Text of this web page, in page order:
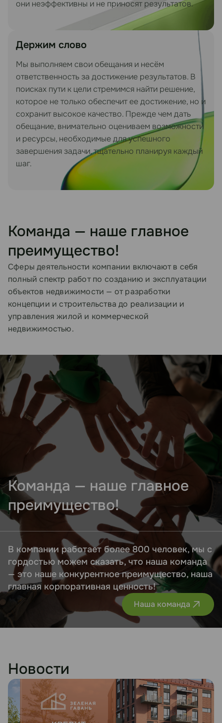
они неэффективны и не приносят результатов.
Держим слово
Мы выполняем свои обещания и несём
ответственность за достижение результатов. В
поисках пути к цели стремимся найти решение,
которое не только обеспечит ее достижение, но и
сохранит высокое качество. Прежде чем дать
обещание, внимательно оцениваем возможности
и ресурсы, необходимые для успешного
завершения задачи, тщательно планируя каждый
шаг.
Команда — наше главное
преимущество!
Сферы деятельности компании включают в себя
полный спектр работ по созданию и эксплуатации
объектов недвижимости — от разработки
концепции и строительства до реализации и
управления жилой и коммерческой
недвижимостью.
Команда — наше главное
преимущество!
В компании работает более 800 человек, мы с
гордостью можем сказать, что наша команда
— это наше конкурентное преимущество, наша
главная корпоративная ценность!
Наша команда
Новости